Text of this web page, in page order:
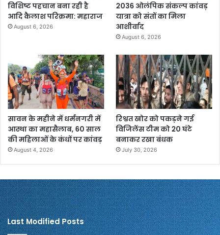
विशिष्ट पहचान बना रही है
आदि कैलाश परिक्रमा: महाराज
August 6, 2026
2036 ओलंपिक संकल्प कांवड़
यात्रा को संतों का मिला
आशीर्वाद
August 6, 2026
सावन के महीने में धर्मनगरी में
आस्था का महासैलाब, 60 साल
की महिलाओं के कंधों पर कांवड़
August 4, 2026
रिश्वत खोर को पकड़ने गई
विजिलेंस टीम को 20 घंटे
बनाकर रखा बंधक
July 30, 2026
Last Modified Posts